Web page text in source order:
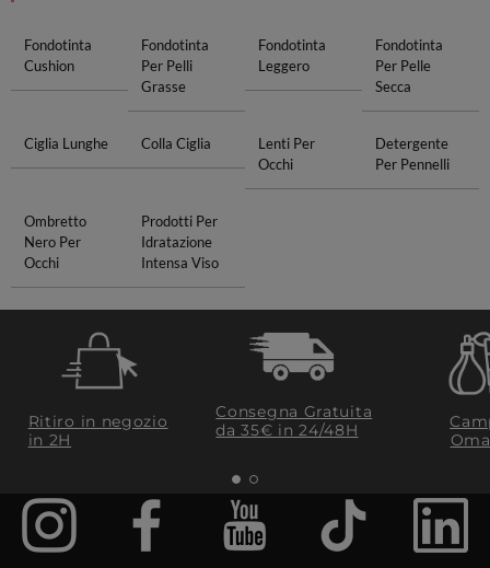
Fondotinta
Cushion
Fondotinta
Per Pelli
Grasse
Fondotinta
Leggero
Fondotinta
Per Pelle
Secca
Ciglia Lunghe Colla Ciglia
Lenti Per
Occhi
Detergente
Per Pennelli
Ombretto
Nero Per
Occhi
Prodotti Per
Idratazione
Intensa Viso
Ritiro in negozio
in 2H
Consegna Gratuita
da 35€​ in 24/48H